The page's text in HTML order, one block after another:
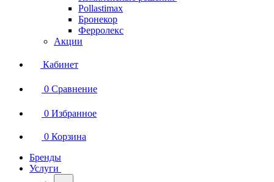
Pollastimax
Бронекор
Ферролекс
Акции
Кабинет
0 Сравнение
0 Избранное
0 Корзина
Бренды
Услуги